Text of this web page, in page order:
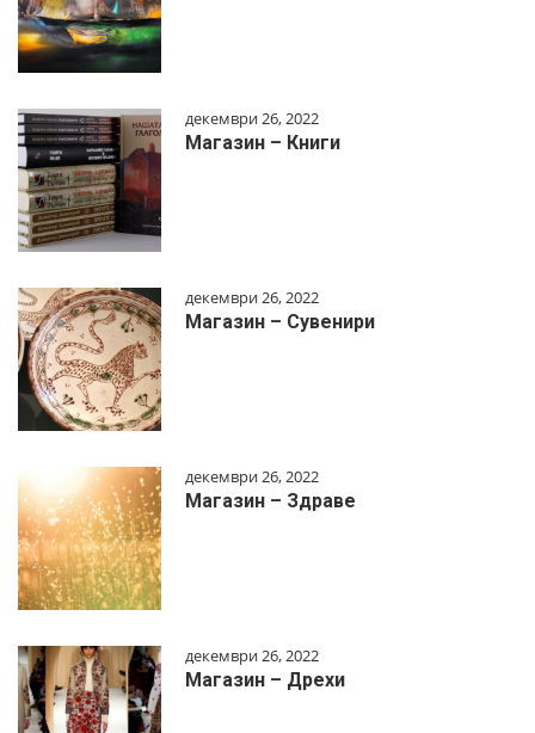
декември 26, 2022
Магазин – Книги
декември 26, 2022
Магазин – Сувенири
декември 26, 2022
Магазин – Здраве
декември 26, 2022
Магазин – Дрехи